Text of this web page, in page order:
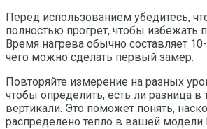
Перед использованием убедитесь,
полностью прогрет, чтобы избежать
Время нагрева обычно составляет
чего можно сделать первый замер.
Повторяйте измерение на разных
чтобы определить, есть ли разница в
вертикали. Это поможет понять,
распределено тепло в вашей модели